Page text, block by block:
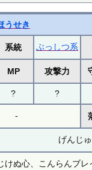
うせき
系統 ぶっしつ系
MP 攻撃力
? ?
-
げんじ
けぬ心、こんらんブ